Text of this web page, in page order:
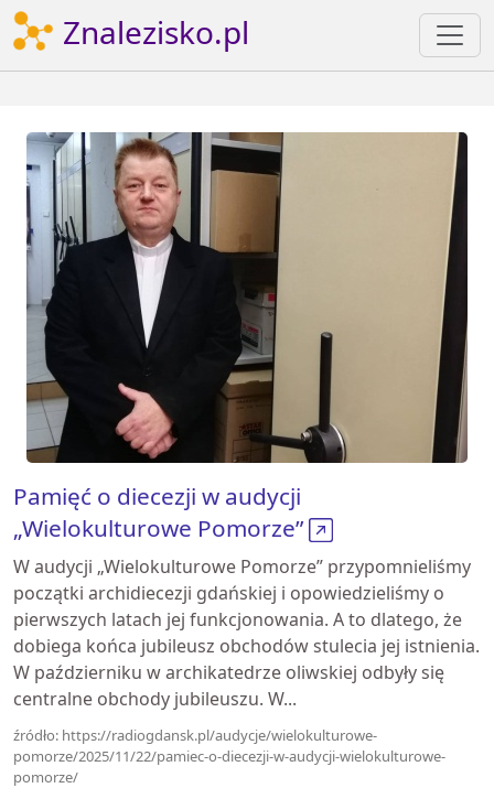
Znalezisko.pl
Pamięć o diecezji w audycji
„Wielokulturowe Pomorze”
W audycji „Wielokulturowe Pomorze” przypomnieliśmy
początki archidiecezji gdańskiej i opowiedzieliśmy o
pierwszych latach jej funkcjonowania. A to dlatego, że
dobiega końca jubileusz obchodów stulecia jej istnienia.
W październiku w archikatedrze oliwskiej odbyły się
centralne obchody jubileuszu. W...
źródło: https://radiogdansk.pl/audycje/wielokulturowe-
pomorze/2025/11/22/pamiec-o-diecezji-w-audycji-wielokulturowe-
pomorze/